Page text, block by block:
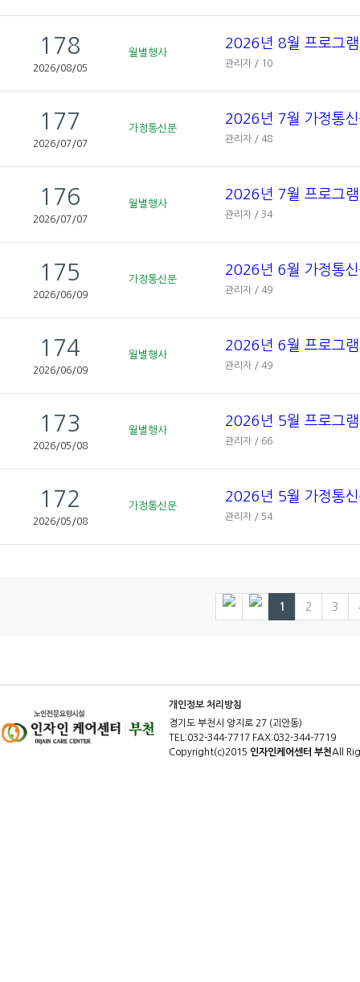
178
2026/08/05
월별행사
2026년 8월 프로그
관리자 / 10
177
2026/07/07
가정통신문
2026년 7월 가정통
관리자 / 48
176
2026/07/07
월별행사
2026년 7월 프로그
관리자 / 34
175
2026/06/09
가정통신문
2026년 6월 가정통
관리자 / 49
174
2026/06/09
월별행사
2026년 6월 프로그
관리자 / 49
173
2026/05/08
월별행사
2026년 5월 프로그
관리자 / 66
172
2026/05/08
가정통신문
2026년 5월 가정통
관리자 / 54
1 2 3
개인정보 처리방침
경기도 부천시 양지로 27 (괴안동)
TEL:032-344-7717 FAX:032-344-7719
Copyright(c)2015 인자인케어센터 부천All